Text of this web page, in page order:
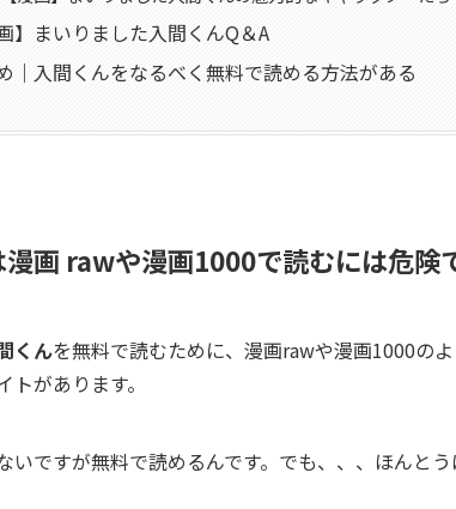
】まいりました入間くんQ＆A
｜入間くんをなるべく無料で読める方法がある
画 rawや漫画1000で読むには危険
くんを無料で読むために、漫画rawや漫画1000の
トがあります。
いですが無料で読めるんです。でも、、、ほんとう